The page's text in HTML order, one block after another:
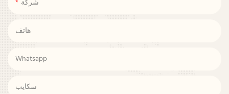
شركة
هاتف
Whatsapp
سكايب